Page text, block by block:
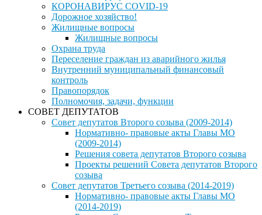
КОРОНАВИРУС COVID-19
Дорожное хозяйство!
Жилищные вопросы
Жилищные вопросы
Охрана труда
Переселение граждан из аварийного жилья
Внутренний муниципальный финансовый
контроль
Правопорядок
Полномочия, задачи, функции
СОВЕТ ДЕПУТАТОВ
Совет депутатов Второго созыва (2009-2014)
Нормативно- правовые акты Главы МО
(2009-2014)
Решения совета депутатов Второго созыва
Проекты решений Совета депутатов Второго
созыва
Совет депутатов Третьего созыва (2014-2019)
Нормативно- правовые акты Главы МО
(2014-2019)